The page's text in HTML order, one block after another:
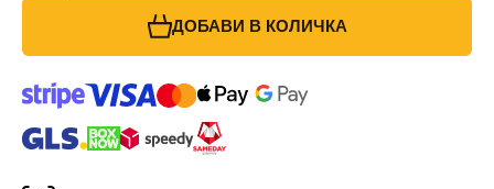
ДОБАВИ В КОЛИЧКА